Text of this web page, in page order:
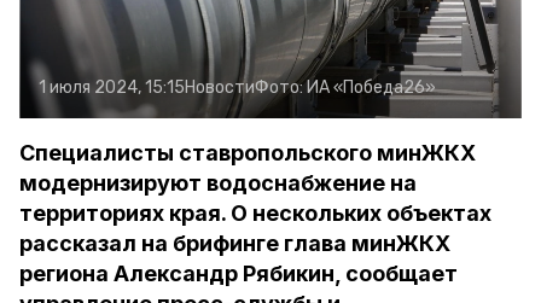
1 июля 2024, 15:15НовостиФото: ИА «Победа26»
Специалисты ставропольского минЖКХ
модернизируют водоснабжение на
территориях края. О нескольких объектах
рассказал на брифинге глава минЖКХ
региона Александр Рябикин, сообщает